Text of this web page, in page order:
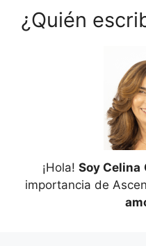
¿Quién
¡Hola! Soy Celina
importancia de